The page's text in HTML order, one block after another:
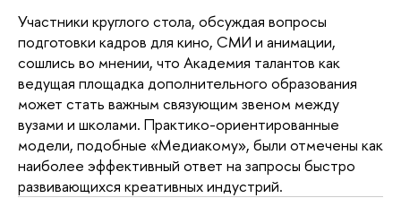
Участники круглого стола, обсуждая вопросы
подготовки кадров для кино, СМИ и анимации,
сошлись во мнении, что Академия талантов как
ведущая площадка дополнительного образования
может стать важным связующим звеном между
вузами и школами. Практико-ориентированные
модели, подобные «Медиакому», были отмечены как
наиболее эффективный ответ на запросы быстро
развивающихся креативных индустрий.